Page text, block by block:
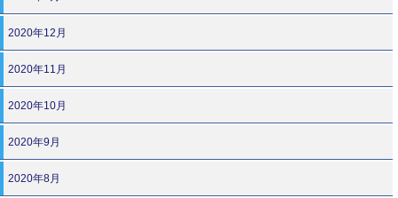
2020年12月
2020年11月
2020年10月
2020年9月
2020年8月